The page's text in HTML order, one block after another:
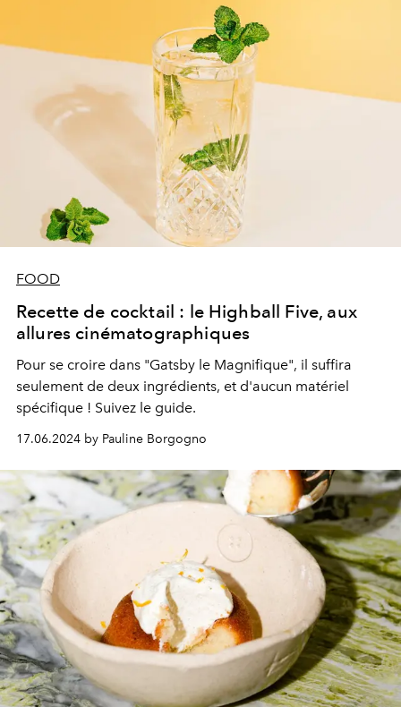
FOOD
Recette de cocktail : le Highball Five, aux
allures cinématographiques
Pour se croire dans "Gatsby le Magnifique", il suffira
seulement de deux ingrédients, et d'aucun matériel
spécifique ! Suivez le guide.
17.06.2024 by Pauline Borgogno